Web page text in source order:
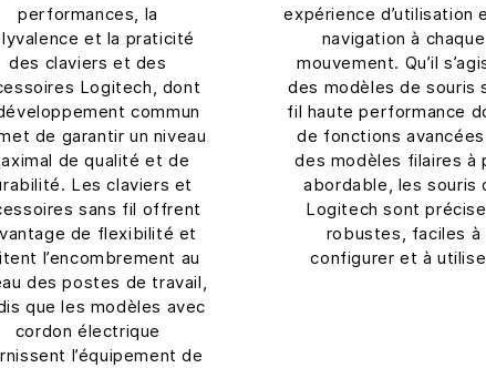
performances, la
et la praticité
des claviers et des
Logitech, dont
commun
de garantir un niveau
de qualité et de
Les claviers et
sans fil offrent
de flexibilité et
l’encombrement au
des postes de travail,
que les modèles avec
cordon électrique
l’équipement de
expérience d’utilisation
navigation à chaque
mouvement. Qu’il
des modèles de souris
fil haute performance
de fonctions
des modèles filaires à
abordable, les souris
Logitech sont
robustes, faciles à
configurer et à